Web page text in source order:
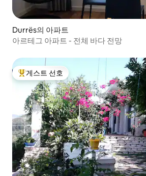
Durrës의 아파트
아르테그 아파트 - 전체 바다 전망
상위 게스트 선호
게스트 선호